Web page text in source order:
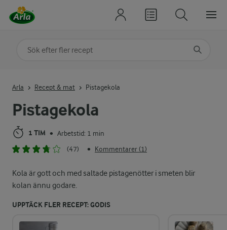
Pistagekola
1 TIM • Arbetstid: 1 min
(47)
• Kommentarer (1)
Kola är gott och med saltade pistagenötter i smeten blir
kolan ännu godare.
UPPTÄCK FLER RECEPT: GODIS
Arla Recept & mat Pistagekola
Sök på kategori eller ingrediens